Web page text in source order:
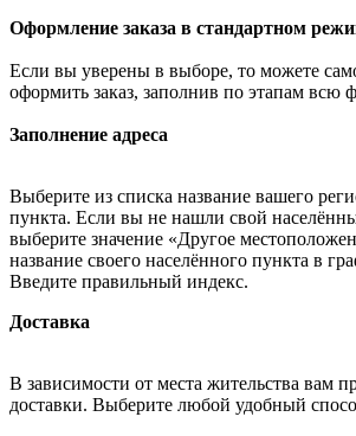
Оформление заказа в стандартном
Если вы уверены в выборе, то можете
оформить заказ, заполнив по этапам всю
Заполнение адреса
Выберите из списка название вашего
пункта. Если вы не нашли свой
выберите значение «Другое
название своего населённого пункта в
Введите правильный индекс.
Доставка
В зависимости от места жительства вам
доставки. Выберите любой удобный